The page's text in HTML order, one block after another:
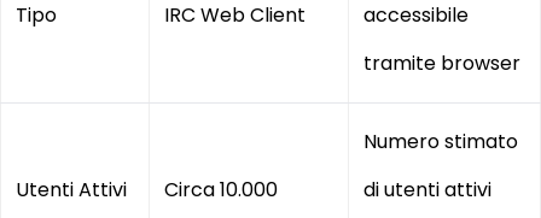
Tipo IRC Web Client
accessibile
tramite browser
Utenti Attivi Circa 10.000
Numero stimato
di utenti attivi